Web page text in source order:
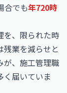
合でも年720時
を、限られた時
業を減らせと
が、施工管理職
く届いていま